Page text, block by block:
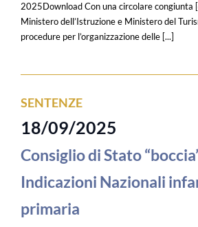
2025Download Con una circolare congiunta
Ministero dell’Istruzione e Ministero del
procedure per l’organizzazione delle [...]
SENTENZE
18/09/2025
Consiglio di Stato
Indicazioni Nazionali
primaria